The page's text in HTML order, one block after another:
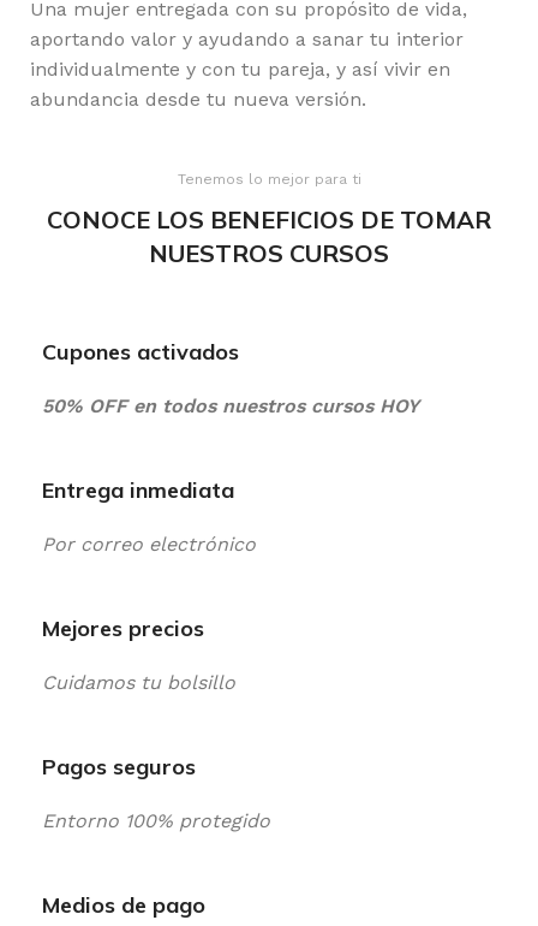
Una mujer entregada con su propósito de vida,
aportando valor y ayudando a sanar tu interior
individualmente y con tu pareja, y así vivir en
abundancia desde tu nueva versión.
Tenemos lo mejor para ti
CONOCE LOS BENEFICIOS DE TOMAR
NUESTROS CURSOS
Cupones activados
50% OFF en todos nuestros cursos HOY
Entrega inmediata
Por correo electrónico
Mejores precios
Cuidamos tu bolsillo
Pagos seguros
Entorno 100% protegido
Medios de pago